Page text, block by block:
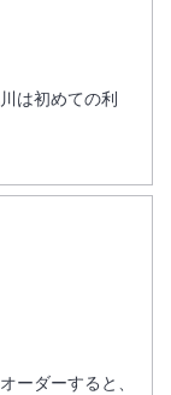
は初めての利
ーダーすると、